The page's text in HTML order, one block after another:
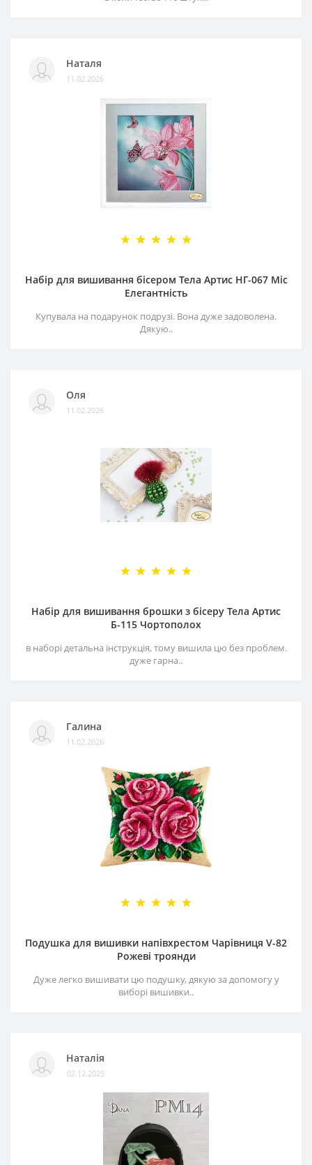
Наталя
11.02.2026
Набір для вишивання бісером Тела Артис НГ-067 Міс
Елегантність
Купувала на подарунок подрузі. Вона дуже задоволена.
Дякую..
Оля
11.02.2026
Набір для вишивання брошки з бісеру Тела Артис
Б-115 Чортополох
в наборі детальна інструкція, тому вишила цю без проблем.
дуже гарна..
Галина
11.02.2026
Подушка для вишивки напівхрестом Чарівниця V-82
Рожеві троянди
Дуже легко вишивати цю подушку, дякую за допомогу у
виборі вишивки..
Наталія
02.12.2025